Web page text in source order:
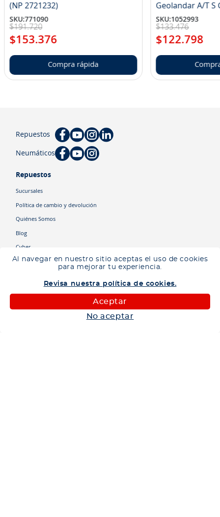
Al navegar en nuestro sitio aceptas el uso de cookies
para mejorar tu experiencia.
Revisa nuestra política de cookies.
Aceptar
No aceptar
(NP 2721232)
SKU:771090
$191.720
$153.376
Compra rápida
SKU:1052993
$133.476
$122.798
Repuestos
Neumáticos
Repuestos
Sucursales
Política de cambio y devolución
Quiénes Somos
Blog
Cyber